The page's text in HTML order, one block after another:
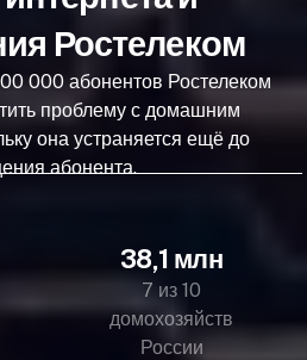
Ростелеком
000 абонентов Ростелеком
проблему с домашним
она устраняется ещё до
абонента.
38,1 млн
7 из 10
домохозяйств
России